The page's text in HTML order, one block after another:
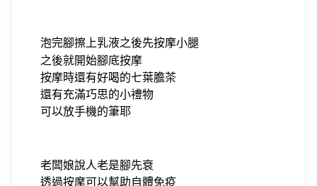
泡完腳擦上乳液之後先按摩小腿
之後就開始腳底按摩
按摩時還有好喝的七葉膽茶
還有充滿巧思的小禮物
可以放手機的筆耶
老闆娘說人老是腳先衰
透過按摩可以幫助自體免疫